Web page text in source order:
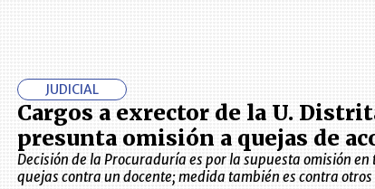
JUDICIAL
Cargos a exrector de la U.
presunta omisión a quejas de
Decisión de la Procuraduría es por la supuesta omisión en
quejas contra un docente; medida también es contra